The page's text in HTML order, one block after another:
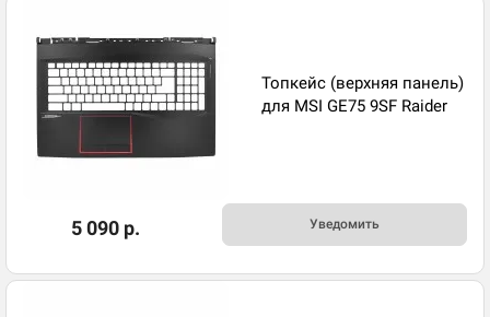
Топкейс (верхняя панель)
для MSI GE75 9SF Raider
5 090 р. Уведомить